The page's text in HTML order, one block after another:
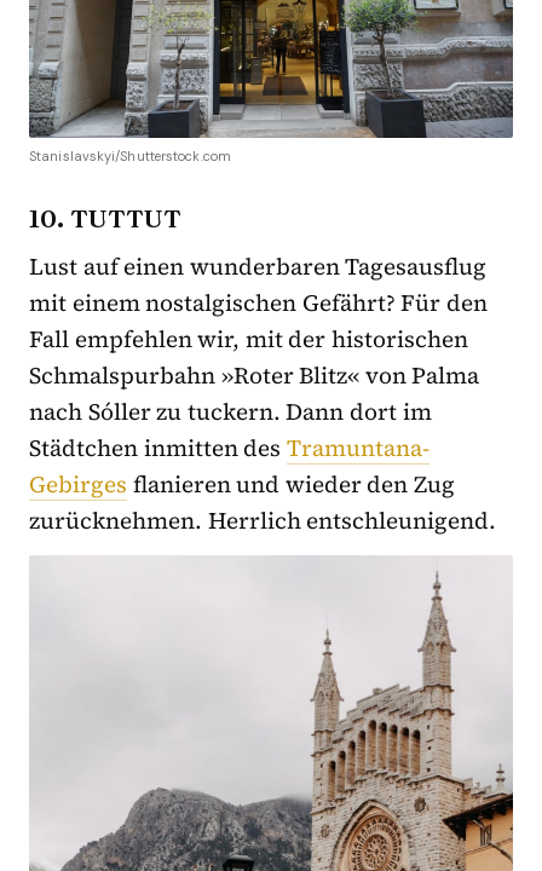
Stanislavskyi/Shutterstock.com
10. TUTTUT
Lust auf einen wunderbaren Tagesausflug
mit einem nostalgischen Gefährt? Für den
Fall empfehlen wir, mit der historischen
Schmalspurbahn »Roter Blitz« von Palma
nach Sóller zu tuckern. Dann dort im
Städtchen inmitten des Tramuntana-
Gebirges flanieren und wieder den Zug
zurücknehmen. Herrlich entschleunigend.